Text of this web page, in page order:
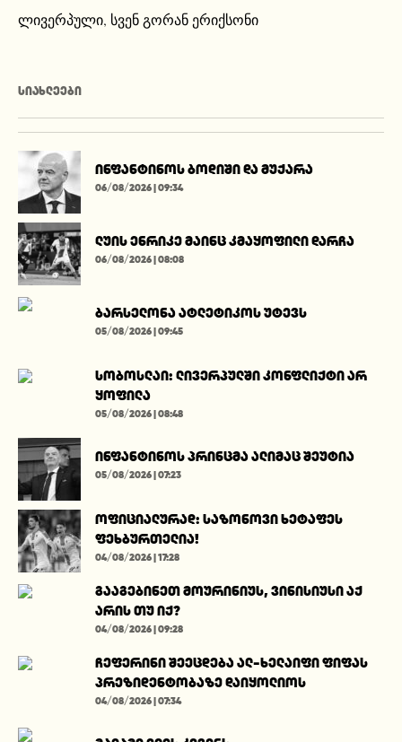
ლივერპული, სვენ გორან ერიქსონი
ᲡᲘᲐᲮᲚᲔᲔᲑᲘ
ინფანტინოს ბოდიში და მუქარა
06/08/2026 | 09:34
ლუის ენრიკე მაინც კმაყოფილი დარჩა
06/08/2026 | 08:08
ბარსელონა ატლეტიკოს უტევს
05/08/2026 | 09:45
სობოსლაი: ლივერპულში კონფლიქტი არ
ყოფილა
05/08/2026 | 08:48
ინფანტინოს პრინცმა ალიმაც შეუტია
05/08/2026 | 07:23
ოფიციალურად: საზონოვი ხეტაფეს
ფეხბურთელია!
04/08/2026 | 17:28
გააგებინეთ მოურინიუს, ვინისიუსი აქ
არის თუ იქ?
04/08/2026 | 09:28
ჩეფერინი შეეცდება ალ-ხელაიფი ფიფას
პრეზიდენტობაზე დაიყოლიოს
04/08/2026 | 07:34